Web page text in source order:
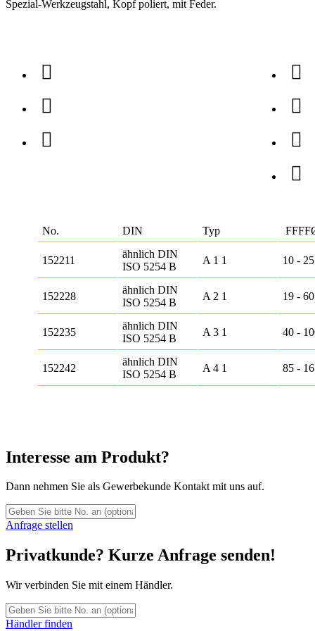
Spezial-Werkzeugstahl, Kopf poliert, mit Feder.
No. DIN Typ FFFF
152211
ähnlich DIN
ISO 5254 B
A 1 1 10 -
152228
ähnlich DIN
ISO 5254 B
A 2 1 19 -
152235
ähnlich DIN
ISO 5254 B
A 3 1 40 -
152242
ähnlich DIN
ISO 5254 B
A 4 1 85 -
Interesse am Produkt?
Dann nehmen Sie als Gewerbekunde Kontakt mit uns auf.
Anfrage stellen
Privatkunde? Kurze Anfrage senden!
Wir verbinden Sie mit einem Händler.
Händler finden